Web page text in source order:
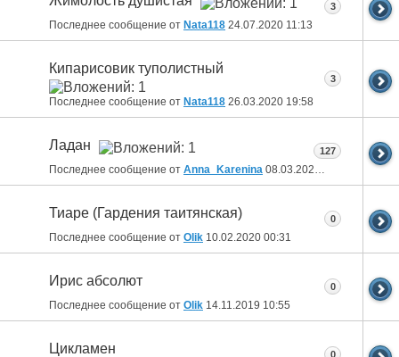
Последнее сообщение от Nata118 24.07.2020 11:13
3
Кипарисовик туполистный
Последнее сообщение от Nata118 26.03.2020 19:58
3
Ладан
Последнее сообщение от Anna_Karenina 08.03.2020
127
Тиаре (Гардения таитянская)
Последнее сообщение от Olik 10.02.2020 00:31
0
Ирис абсолют
Последнее сообщение от Olik 14.11.2019 10:55
0
Цикламен 0